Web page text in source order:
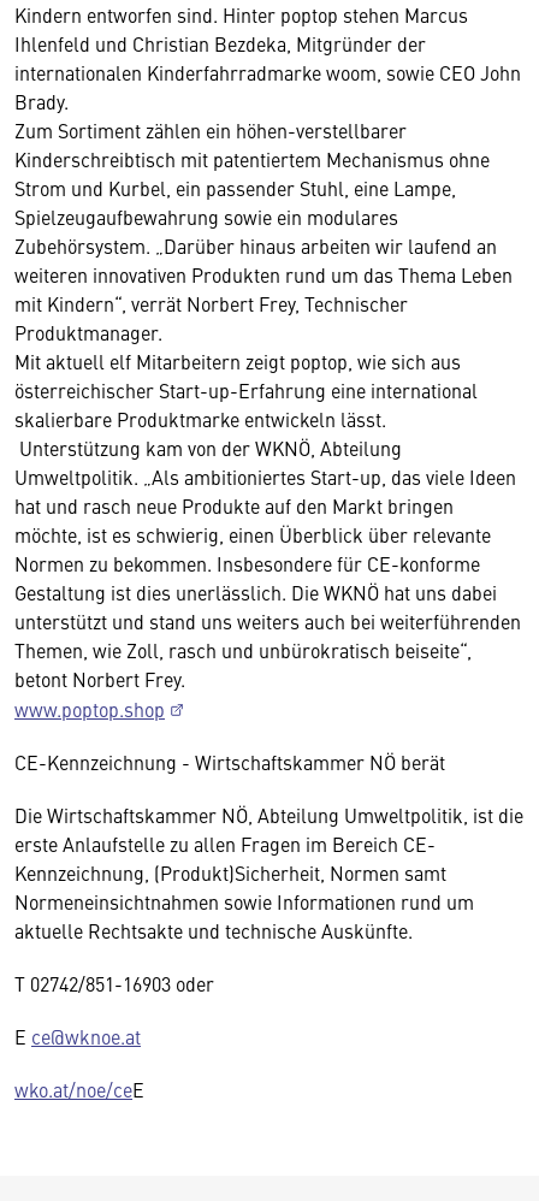
Kindern entworfen sind. Hinter poptop stehen Marcus
Ihlenfeld und Christian Bezdeka, Mitgründer der
internationalen Kinderfahrradmarke woom, sowie CEO John
Brady.
Zum Sortiment zählen ein höhen-verstellbarer
Kinderschreibtisch mit patentiertem Mechanismus ohne
Strom und Kurbel, ein passender Stuhl, eine Lampe,
Spielzeugaufbewahrung sowie ein modulares
Zubehörsystem. „Darüber hinaus arbeiten wir laufend an
weiteren innovativen Produkten rund um das Thema Leben
mit Kindern“, verrät Norbert Frey, Technischer
Produktmanager.
Mit aktuell elf Mitarbeitern zeigt poptop, wie sich aus
österreichischer Start-up-Erfahrung eine international
skalierbare Produktmarke entwickeln lässt.
Unterstützung kam von der WKNÖ, Abteilung
Umweltpolitik. „Als ambitioniertes Start-up, das viele Ideen
hat und rasch neue Produkte auf den Markt bringen
möchte, ist es schwierig, einen Überblick über relevante
Normen zu bekommen. Insbesondere für CE-konforme
Gestaltung ist dies unerlässlich. Die WKNÖ hat uns dabei
unterstützt und stand uns weiters auch bei weiterführenden
Themen, wie Zoll, rasch und unbürokratisch beiseite“,
betont Norbert Frey.
www.poptop.shop
CE-Kennzeichnung - Wirtschaftskammer NÖ berät
Die Wirtschaftskammer NÖ, Abteilung Umweltpolitik, ist die
erste Anlaufstelle zu allen Fragen im Bereich CE-
Kennzeichnung, (Produkt)Sicherheit, Normen samt
Normeneinsichtnahmen sowie Informationen rund um
aktuelle Rechtsakte und technische Auskünfte.
T 02742/851-16903 oder
E ce@wknoe.at
wko.at/noe/ceE